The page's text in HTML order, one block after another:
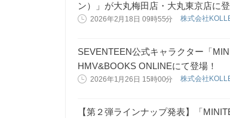
ン）」が大丸梅田店・大丸東京店に
2026年2月18日 09時55分 株式会社
SEVENTEEN公式キャラクター「
HMV&BOOKS ONLINEにて登場！
2026年1月26日 15時00分 株式会社
【第２弾ラインナップ発表】「